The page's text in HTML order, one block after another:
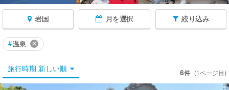
岩国 月を選択 絞り込み
口
べ
て
山
口
・
#温泉 ×
旅行時期 新しい順 6件 (1ページ目)